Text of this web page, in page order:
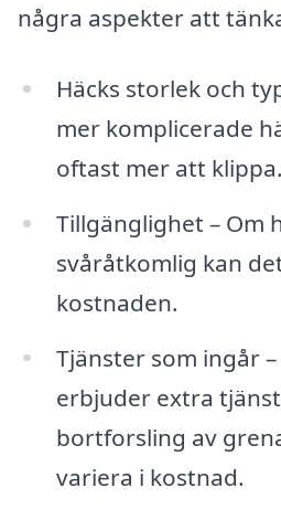
några aspekter att
Häcks storlek och
mer komplicerade
oftast mer att klippa.
Tillgänglighet – Om
svåråtkomlig kan
kostnaden.
Tjänster som ingår
erbjuder extra
bortforsling av
variera i kostnad.